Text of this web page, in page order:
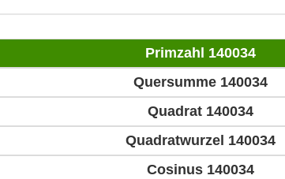
Primzahl 140034
Quersumme 140034
Quadrat 140034
Quadratwurzel 140034
Cosinus 140034